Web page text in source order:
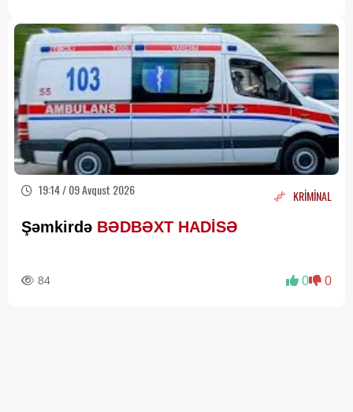
19:14 / 09 Avqust 2026 KRİMİNAL
Şəmkirdə BƏDBƏXT HADİSƏ
84 0 0